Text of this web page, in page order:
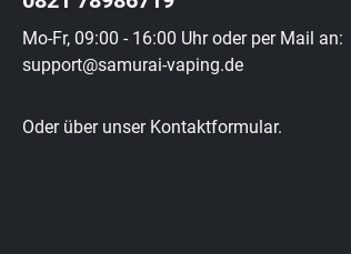
Mo-Fr, 09:00 - 16:00 Uhr oder per Mail an:
support@samurai-vaping.de
Oder über unser Kontaktformular.